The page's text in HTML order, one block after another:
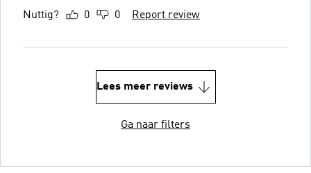
Nuttig? 0 0 Report review
Lees meer reviews
Ga naar filters